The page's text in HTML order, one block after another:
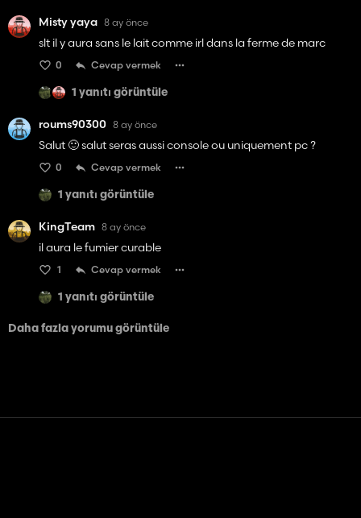
Misty yaya 8 ay önce
slt il y aura sans le lait comme irl dans la ferme de marc
0 Cevap vermek
1 yanıtı görüntüle
roums90300 8 ay önce
Salut 🙂 salut seras aussi console ou uniquement pc ?
0 Cevap vermek
1 yanıtı görüntüle
KingTeam 8 ay önce
il aura le fumier curable
1 Cevap vermek
1 yanıtı görüntüle
Daha fazla yorumu görüntüle